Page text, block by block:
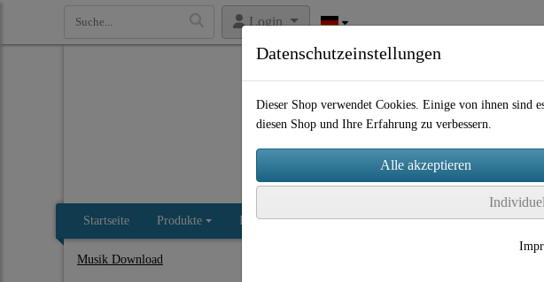
Login
Startseite Produkte Impressum AGB Kontakt
Musik Download
Datenschutzeinstellungen
Dieser Shop verwendet Cookies. Einige von ihnen sind
diesen Shop und Ihre Erfahrung zu verbessern.